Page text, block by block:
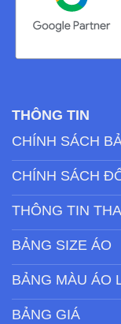
THÔNG TIN
CHÍNH SÁCH
CHÍNH SÁCH
THÔNG TIN
BẢNG SIZE ÁO
BẢNG MÀU ÁO
BẢNG GIÁ